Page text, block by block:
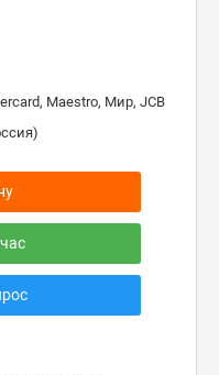
Maestro, Мир, JCB